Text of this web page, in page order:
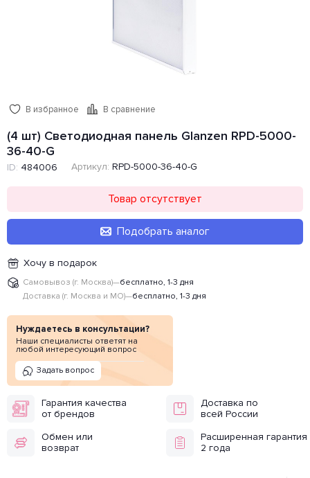
В избранное В сравнение
(4 шт) Светодиодная панель Glanzen RPD-5000-
36-40-G
ID: 484006 Артикул: RPD-5000-36-40-G
Товар отсутствует
Подобрать аналог
Хочу в подарок
Самовывоз (г. Москва)—бесплатно, 1-3 дня
Доставка (г. Москва и МО)—бесплатно, 1-3 дня
Нуждаетесь в консультации?
Наши специалисты ответят на
любой интересующий вопрос
Задать вопрос
Гарантия качества
от брендов
Доставка по
всей России
Обмен или
возврат
Расширенная гарантия
2 года